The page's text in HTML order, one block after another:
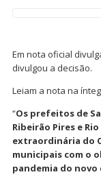
Em nota oficial
divulgou a decisão.
Leiam a nota na
“Os prefeitos de
Ribeirão Pires e
extraordinária do
municipais com o
pandemia do